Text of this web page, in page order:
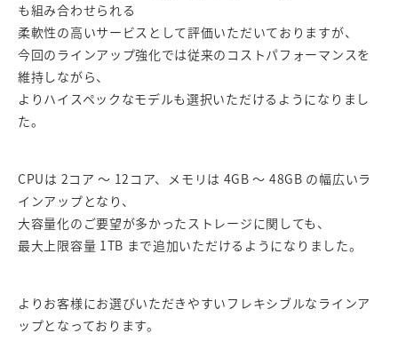
も組み合わせられる
柔軟性の高いサービスとして評価いただいておりますが、
今回のラインアップ強化では従来のコストパフォーマンスを
維持しながら、
よりハイスペックなモデルも選択いただけるようになりまし
た。
CPUは 2コア ～ 12コア、メモリは 4GB ～ 48GB の幅広いラ
インアップとなり、
大容量化のご要望が多かったストレージに関しても、
最大上限容量 1TB まで追加いただけるようになりました。
よりお客様にお選びいただきやすいフレキシブルなラインア
ップとなっております。